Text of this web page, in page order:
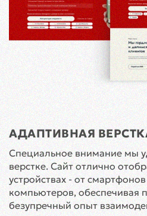
АДАПТИВНАЯ
Специальное внимание мы
верстке. Сайт отлично
устройствах - от
компьютеров, обеспечивая
безупречный опыт